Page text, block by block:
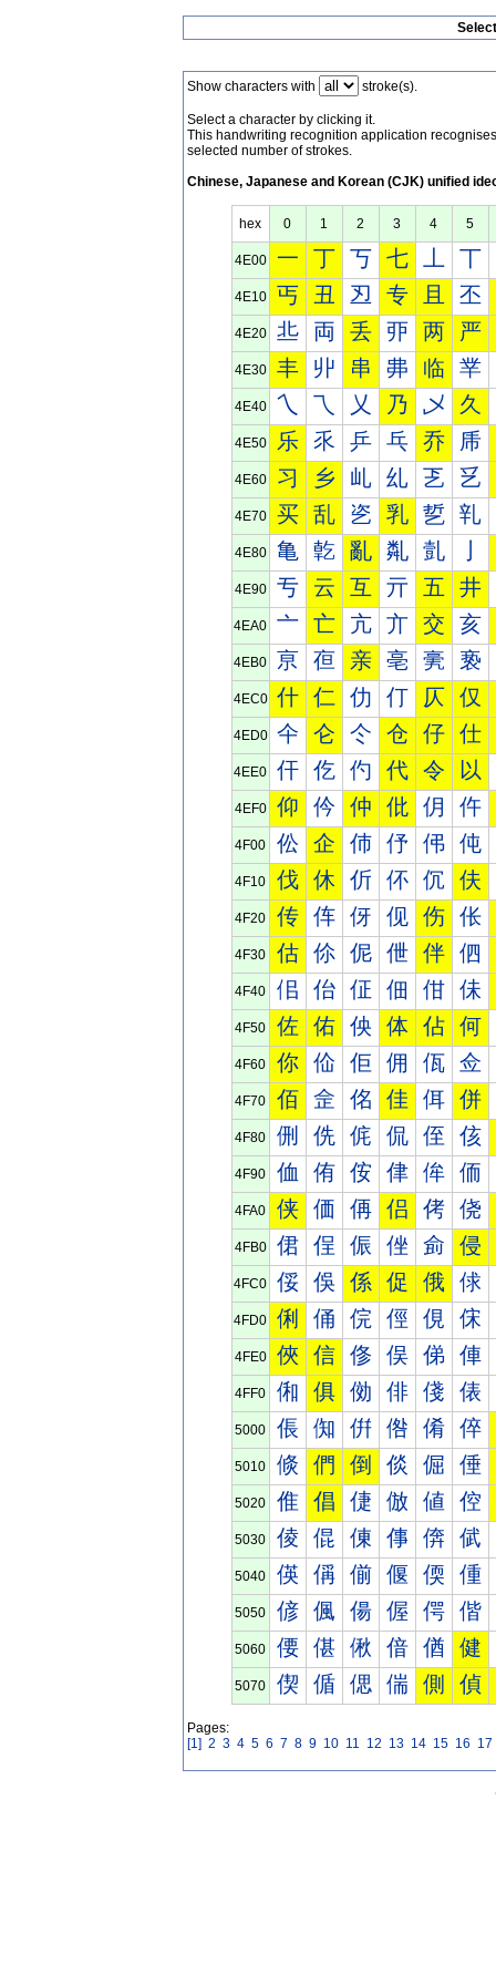
Show characters with stroke(s).
Select a character by clicking it.
This handwriting recognition application
selected number of strokes.
Chinese, Japanese and Korean (CJK) unified
hex 0 1 2 3 4 5
4E00 一 丁 丂 七 丅
4E10 丐 丑 丒 专 且 丕
4E20 丠 両 丢 丣 两 严
4E30 丰 丱 串 丳 临 丵
4E40 乀 乁 乂 乃 乄 久
4E50 乐 乑 乒 乓 乔 乕
4E60 习 乡 乢 乣 乤 乥
4E70 买 乱 乲 乳 乴 乵
4E80 亀 亁 亂 亃 亄
4E90 亐 云 互 亓 五 井
4EA0 亠 亡 亢 亣 交 亥
4EB0 亰 亱 亲 亳 亴 亵
4EC0 什 仁 仂 仃 仄 仅
4ED0 仐 仑 仒 仓 仔 仕
4EE0 仠 仡 仢 代 令 以
4EF0 仰 仱 仲 仳 仴 仵
4F00 伀 企 伂 伃 伄 伅
4F10 伐 休 伒 伓 伔 伕
4F20 传 伡 伢 伣 伤 伥
4F30 估 伱 伲 伳 伴 伵
4F40 佀 佁 佂 佃 佄 佅
4F50 佐 佑 佒 体 佔 何
4F60 你 佡 佢 佣 佤 佥
4F70 佰 佱 佲 佳 佴 併
4F80 侀 侁 侂 侃 侄 侅
4F90 侐 侑 侒 侓 侔 侕
4FA0 侠 価 侢 侣 侤 侥
4FB0 侰 侱 侲 侳 侴 侵
4FC0 俀 俁 係 促 俄 俅
4FD0 俐 俑 俒 俓 俔 俕
4FE0 俠 信 俢 俣 俤 俥
4FF0 俰 俱 俲 俳 俴 俵
5000 倀 倁 倂 倃 倄 倅
5010 倐 們 倒 倓 倔 倕
5020 倠 倡 倢 倣 値 倥
5030 倰 倱 倲 倳 倴 倵
5040 偀 偁 偂 偃 偄 偅
5050 偐 偑 偒 偓 偔 偕
5060 偠 偡 偢 偣 偤 健
5070 偰 偱 偲 偳 側 偵
Pages:
[1] 2 3 4 5 6 7 8 9 10 11 12 13 14 15 16 17